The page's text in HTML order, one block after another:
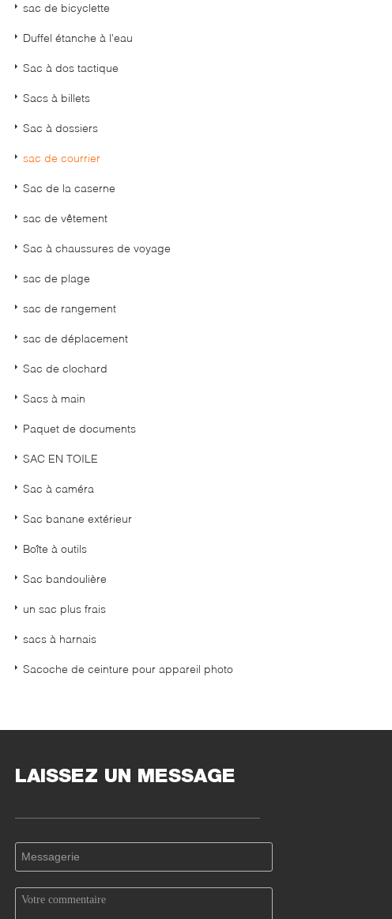
sac de bicyclette
Duffel étanche à l'eau
Sac à dos tactique
Sacs à billets
Sac à dossiers
sac de courrier
Sac de la caserne
sac de vêtement
Sac à chaussures de voyage
sac de plage
sac de rangement
sac de déplacement
Sac de clochard
Sacs à main
Paquet de documents
SAC EN TOILE
Sac à caméra
Sac banane extérieur
Boîte à outils
Sac bandoulière
un sac plus frais
sacs à harnais
Sacoche de ceinture pour appareil photo
LAISSEZ UN MESSAGE